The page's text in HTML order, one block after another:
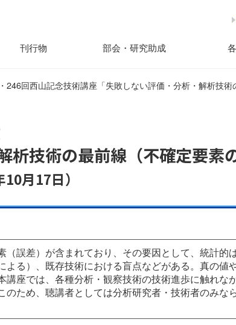
刊行物 部会・研究助成
246回西山記念技術講座「失敗しない評価・分析・解析技
析技術の最前線（不確定要
月17日）
誤差）が含まれており、その要因として、統計
る）、既存技術における盲点などがある。真の
座では、各種分析・観察技術の技術進歩に触れ
のため、聴講者としては分析研究者・技術者のみ